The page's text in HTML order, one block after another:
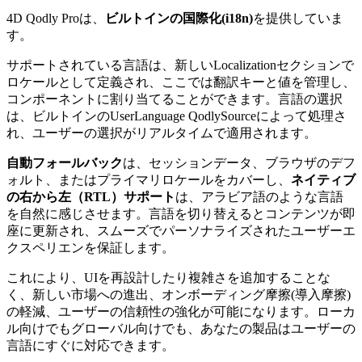
4D Qodly Proは、 ビルトインの国際化(i18n)を提供していま
す。
サポートされている言語は、新しいLocalizationセクションで
ロケールとして定義され、ここでは翻訳キーと値を管理し、
コンポーネントに割り当てることができます。言語の選択
は、ビルトインのUserLanguage QodlySourceによって処理さ
れ、ユーザーの選択がリアルタイムで適用されます。
自動フォールバックは、セッションデータ、ブラウザのデフ
ォルト、またはプライマリロケールをカバーし、 ネイティブ
の右から左（RTL）サポート は、アラビア語のような言語
を自然に感じさせます。言語を切り替えるとコンテンツが即
座に更新され、スムーズでパーソナライズされたユーザーエ
クスペリエンを保証します。
これにより、UIを再設計したり複雑さを追加することな
く、新しい市場への進出、オンボーディング摩擦(導入摩擦)
の軽減、ユーザーの信頼性の強化が可能になります。ローカ
ル向けでもグローバル向けでも、あなたの製品はユーザーの
言語にすぐに対応できます。